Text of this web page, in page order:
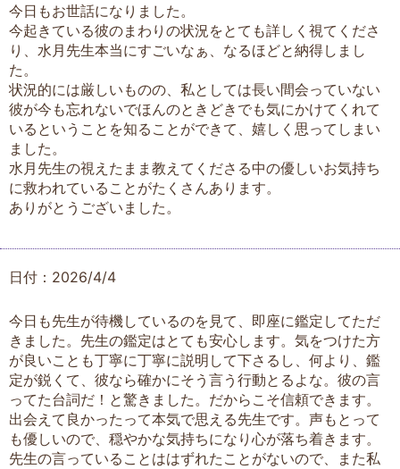
今日もお世話になりました。
今起きている彼のまわりの状況をとても詳しく視てくださ
り、水月先生本当にすごいなぁ、なるほどと納得しまし
た。
状況的には厳しいものの、私としては長い間会っていない
彼が今も忘れないでほんのときどきでも気にかけてくれて
いるということを知ることができて、嬉しく思ってしまい
ました。
水月先生の視えたまま教えてくださる中の優しいお気持ち
に救われていることがたくさんあります。
ありがとうございました。
日付：2026/4/4
今日も先生が待機しているのを見て、即座に鑑定してただ
きました。先生の鑑定はとても安心します。気をつけた方
が良いことも丁寧に丁寧に説明して下さるし、何より、鑑
定が鋭くて、彼なら確かにそう言う行動とるよな。彼の言
ってた台詞だ！と驚きました。だからこそ信頼できます。
出会えて良かったって本気で思える先生です。声もとって
も優しいので、穏やかな気持ちになり心が落ち着きます。
先生の言っていることははずれたことがないので、また私